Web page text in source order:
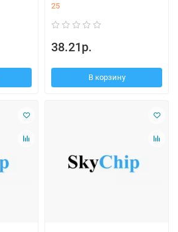
25
38.21р.
В корзину